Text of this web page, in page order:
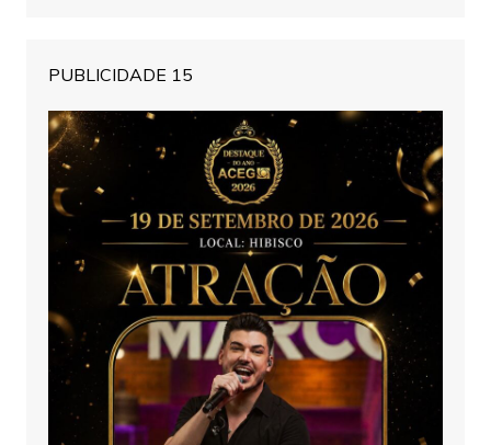
PUBLICIDADE 15